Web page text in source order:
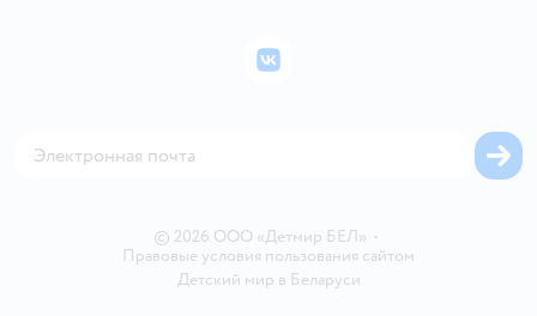
Политика использования файлов cookie
Бонусные карты
© 2026 ООО «Детмир БЕЛ» •
Правовые условия пользования сайтом
Детский мир в Беларуси
ВКонтакте